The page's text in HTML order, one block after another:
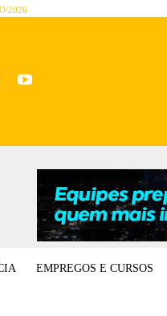
2026
EMPREGOS E CURSOS